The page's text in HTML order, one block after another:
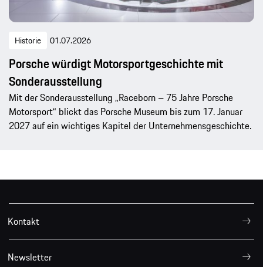
Historie 01.07.2026
Porsche würdigt Motorsportgeschichte mit
Sonderausstellung
Mit der Sonderausstellung „Raceborn – 75 Jahre Porsche
Motorsport“ blickt das Porsche Museum bis zum 17. Januar
2027 auf ein wichtiges Kapitel der Unternehmensgeschichte.
Kontakt
Newsletter